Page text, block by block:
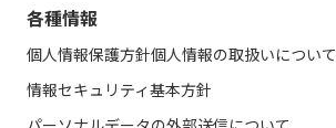
各種情報
個人情報保護方針個人情報の取扱いについて
情報セキュリティ基本方針